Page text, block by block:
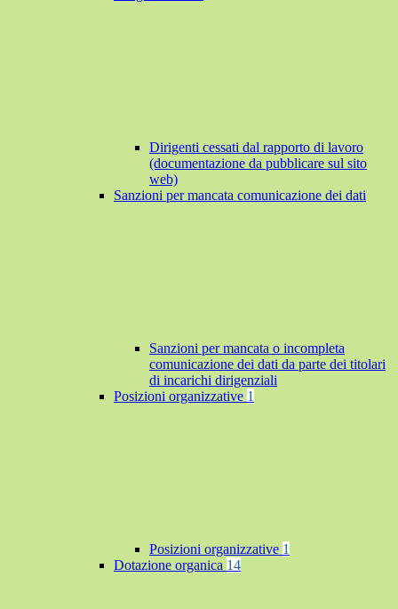
Dirigenti cessati dal rapporto di lavoro
(documentazione da pubblicare sul sito
web)
Sanzioni per mancata comunicazione dei dati
Sanzioni per mancata o incompleta
comunicazione dei dati da parte dei titolari
di incarichi dirigenziali
Posizioni organizzative 1
Posizioni organizzative 1
Dotazione organica 14